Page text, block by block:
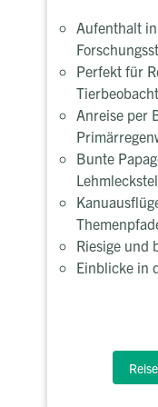
Aufenthalt
Perfekt für
Anreise per
Bunte
Riesige und
Einblicke in